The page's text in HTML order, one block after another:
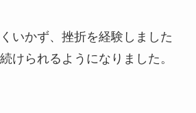
いかず、挫折を経験しました
けられるようになりました。